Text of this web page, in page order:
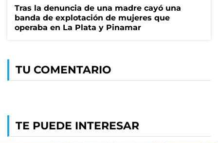
Tras la denuncia de una madre cayó una
banda de explotación de mujeres que
operaba en La Plata y Pinamar
TU COMENTARIO
TE PUEDE INTERESAR